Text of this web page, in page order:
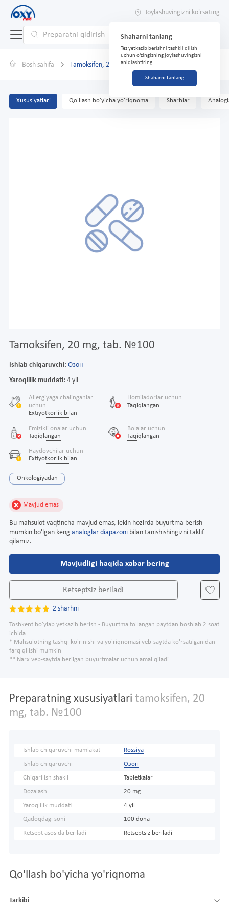
Joylashuvingizni ko'rsating
Shaharni tanlang
Tez yetkazib berishni tashkil qilish
uchun o'zingizning joylashuvingizni
aniqlashtiring
Shaharni tanlang
Bosh sahifa Tamoksifen, 20 mg, tab. №100
Xususiyatlari Qo'llash bo'yicha yo'riqnoma Sharhlar
Tamoksifen, 20 mg, tab. №100
Ishlab chiqaruvchi: Озон
Yaroqlilik muddati: 4 yil
Allergiyaga chalinganlar
uchun
Extiyotkorlik bilan
Homiladorlar uchun
Taqiqlangan
Emizikli onalar uchun
Taqiqlangan
Bolalar uchun
Taqiqlangan
Haydovchilar uchun
Extiyotkorlik bilan
Onkologiyadan
Mavjud emas
Bu mahsulot vaqtincha mavjud emas, lekin hozirda buyurtma berish
mumkin bo'lgan keng analoglar diapazoni bilan tanishishingizni taklif
qilamiz.
Mavjudligi haqida xabar bering
Retseptsiz beriladi
2 sharhni
Toshkent bo'ylab yetkazib berish - Buyurtma to'langan paytdan boshlab 2 soat
ichida.
* Mahsulotning tashqi ko'rinishi va yo'riqnomasi veb-saytda ko'rsatilganidan
farq qilishi mumkin
** Narx veb-saytda berilgan buyurtmalar uchun amal qiladi
Preparatning xususiyatlari tamoksifen, 20
mg, tab. №100
Ishlab chiqaruvchi mamlakat Rossiya
Ishlab chiqaruvchi Озон
Chiqarilish shakli Tabletkalar
Dozalash 20 mg
Yaroqlilik muddati 4 yil
Qadoqdagi soni 100 dona
Retsept asosida beriladi Retseptsiz beriladi
Qo'llash bo'yicha yo'riqnoma
Tarkibi